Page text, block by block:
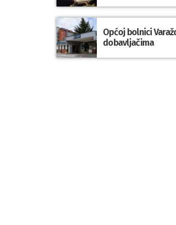
Općoj bolnici
dobavljačima